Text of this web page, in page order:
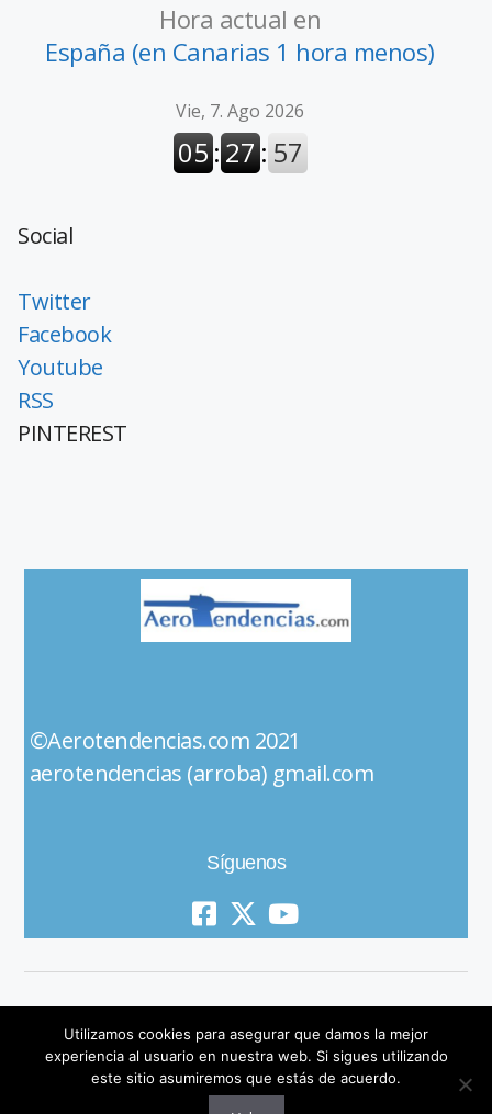
Hora actual en
España (en Canarias 1 hora menos)
Social
Twitter
Facebook
Youtube
RSS
PINTEREST
©Aerotendencias.com 2021
aerotendencias (arroba) gmail.com
Síguenos
© 2019 All Rights Reserved
Utilizamos cookies para asegurar que damos la mejor
experiencia al usuario en nuestra web. Si sigues utilizando
este sitio asumiremos que estás de acuerdo.